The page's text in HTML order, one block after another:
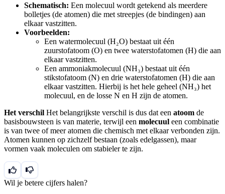
Schematisch: Een molecuul wordt getekend als meerdere
bolletjes (de atomen) die met streepjes (de bindingen) aan
elkaar vastzitten.
Voorbeelden:
Een watermolecuul (H₂O) bestaat uit één
zuurstofatoom (O) en twee waterstofatomen (H) die aan
elkaar vastzitten.
Een ammoniakmolecuul (NH₃) bestaat uit één
stikstofatoom (N) en drie waterstofatomen (H) die aan
elkaar vastzitten. Hierbij is het hele geheel (NH₃) het
molecuul, en de losse N en H zijn de atomen.
Het verschil Het belangrijkste verschil is dus dat een atoom de
basisbouwsteen is van materie, terwijl een molecuul een combinatie
is van twee of meer atomen die chemisch met elkaar verbonden zijn.
Atomen kunnen op zichzelf bestaan (zoals edelgassen), maar
vormen vaak moleculen om stabieler te zijn.
Wil je betere cijfers halen?